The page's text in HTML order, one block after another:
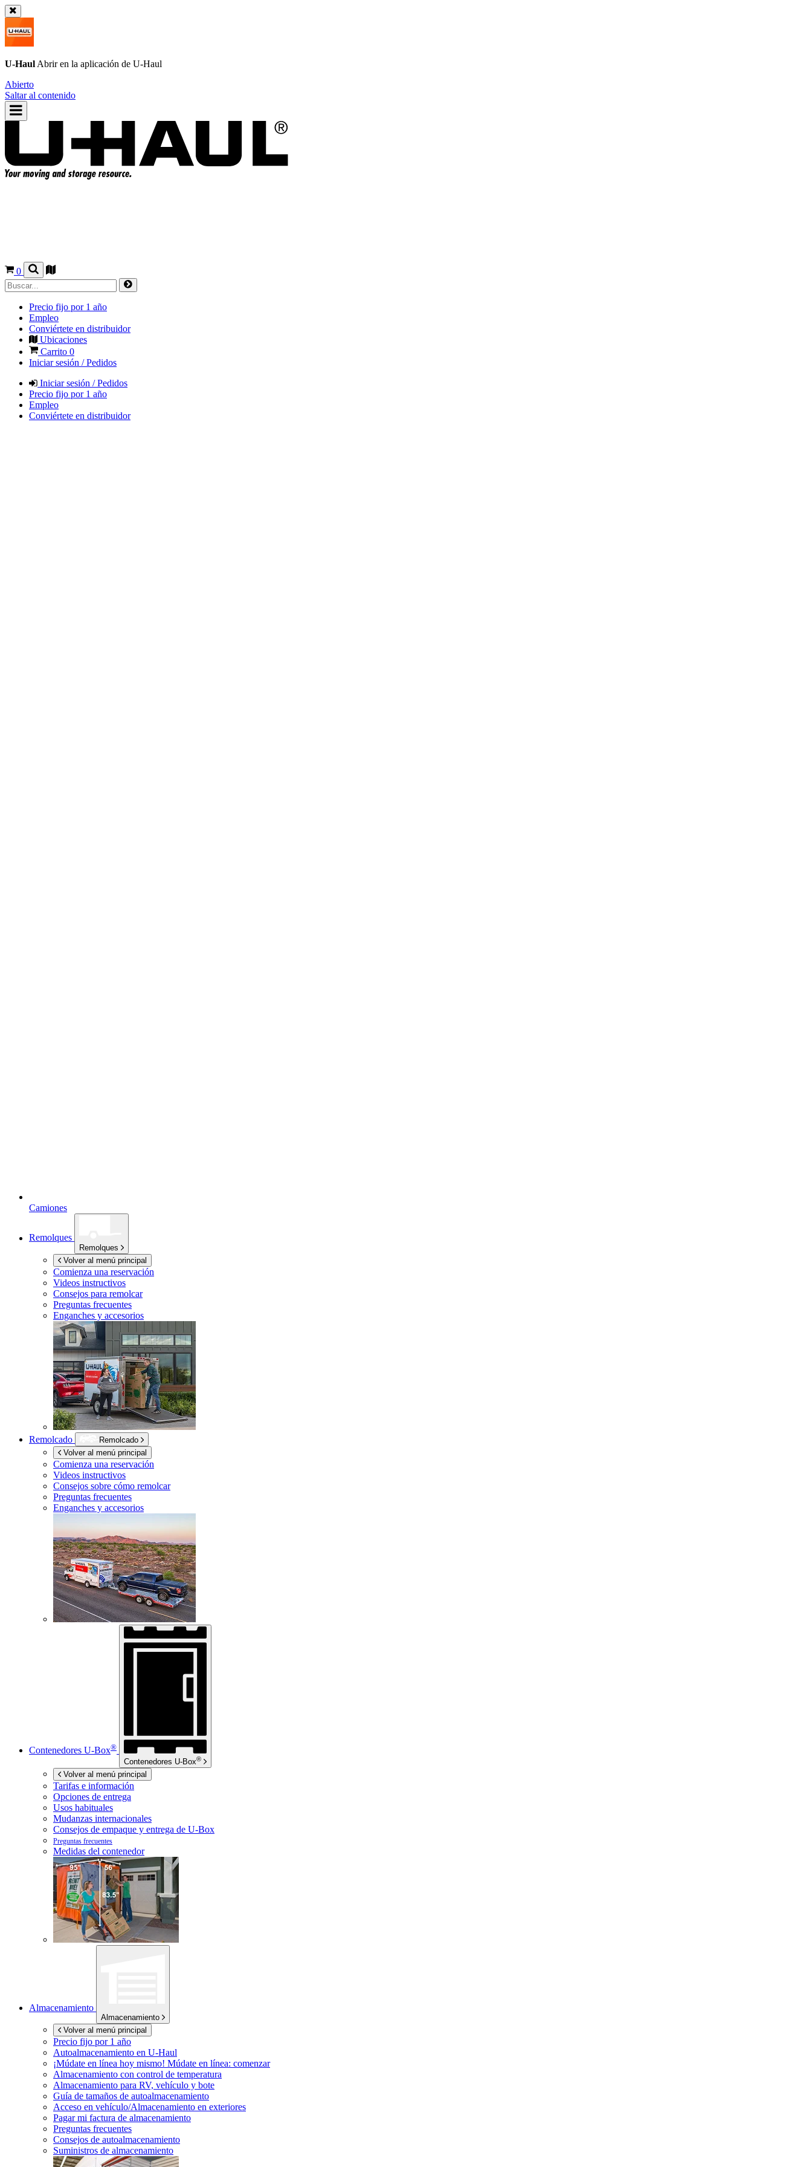
U-Haul Abrir en la aplicación de U-Haul
Abierto
Saltar al contenido
0
Precio fijo por 1 año
Empleo
Conviértete en distribuidor
Ubicaciones
Carrito 0
Iniciar sesión / Pedidos
Iniciar sesión / Pedidos
Precio fijo por 1 año
Empleo
Conviértete en distribuidor
Camiones
Remolques
Remolques
Volver al menú principal
Comienza una reservación
Videos instructivos
Consejos para remolcar
Preguntas frecuentes
Enganches y accesorios
Remolcado
Remolcado
Volver al menú principal
Comienza una reservación
Videos instructivos
Consejos sobre cómo remolcar
Preguntas frecuentes
Enganches y accesorios
Contenedores U-Box®
Contenedores U-Box®
Volver al menú principal
Tarifas e información
Opciones de entrega
Usos habituales
Mudanzas internacionales
Consejos de empaque y entrega de U-Box
Preguntas frecuentes
Medidas del contenedor
Almacenamiento
Almacenamiento
Volver al menú principal
Precio fijo por 1 año
Autoalmacenamiento en U-Haul
¡Múdate en línea hoy mismo! Múdate en línea: comenzar
Almacenamiento con control de temperatura
Almacenamiento para RV, vehículo y bote
Guía de tamaños de autoalmacenamiento
Acceso en vehículo/Almacenamiento en exteriores
Pagar mi factura de almacenamiento
Preguntas frecuentes
Consejos de autoalmacenamiento
Suministros de almacenamiento